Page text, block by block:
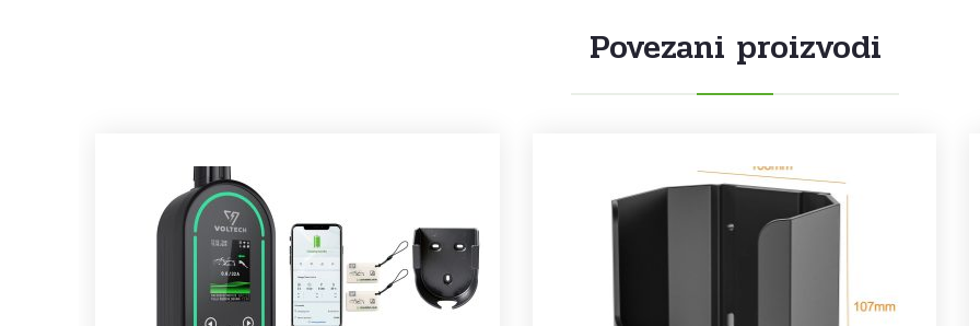
Povezani proizvodi